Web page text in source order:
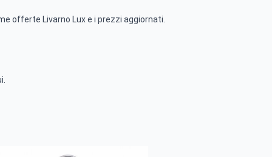
offerte Livarno Lux e i prezzi aggiornati.